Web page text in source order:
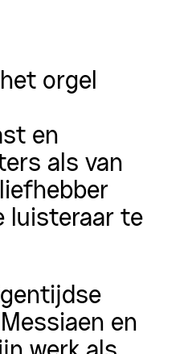
orgel
en
als van
luisteraar te
en